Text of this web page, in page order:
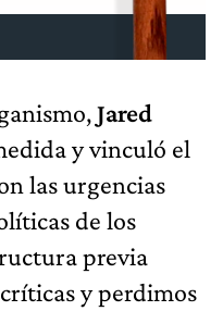
Jared
y vinculó el
las urgencias
de los
previa
y perdimos